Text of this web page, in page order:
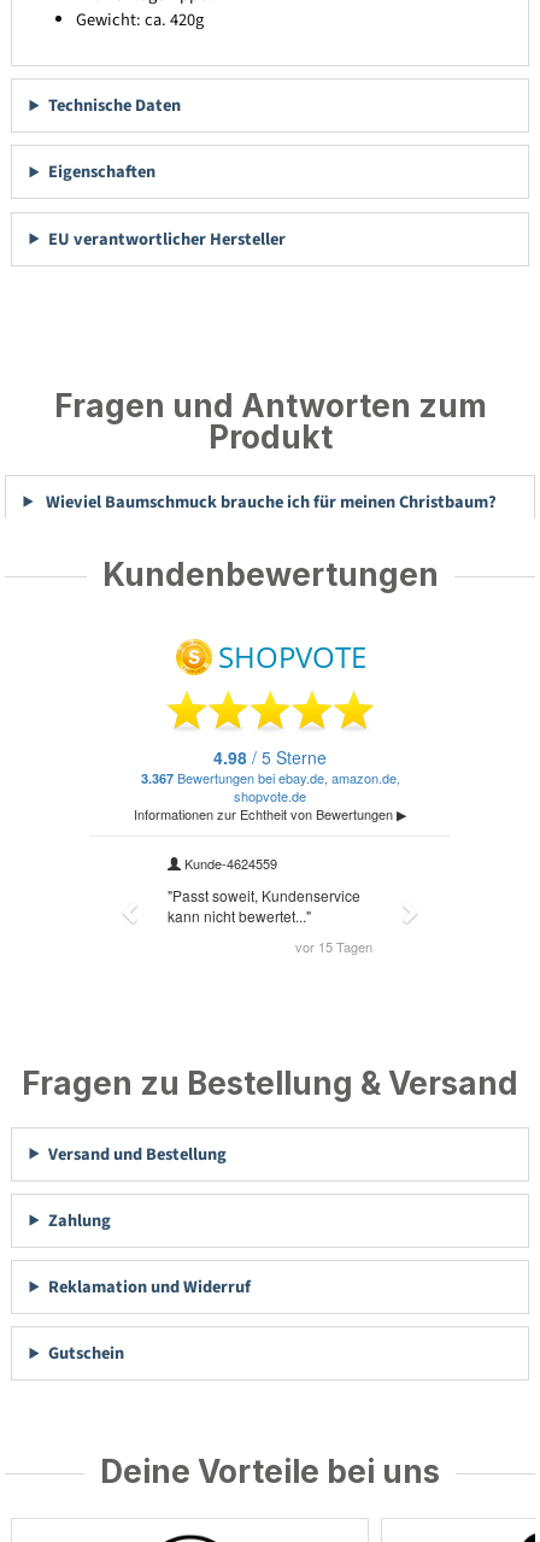
Gewicht: ca. 420g
Technische Daten
Eigenschaften
EU verantwortlicher Hersteller
Fragen und Antworten zum
Produkt
Wieviel Baumschmuck brauche ich für meinen Christbaum?
Kundenbewertungen
Fragen zu Bestellung & Versand
Versand und Bestellung
Zahlung
Reklamation und Widerruf
Gutschein
Deine Vorteile bei uns